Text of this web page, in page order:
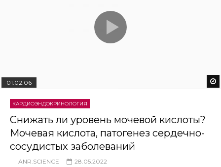
01:02:06
КАРДИОЭНДОКРИНОЛОГИЯ
Cнижать ли уровень мочевой кислоты?
Мочевая кислота, патогенез сердечно-
сосудистых заболеваний
ANR.SCIENCE 28.05.2022